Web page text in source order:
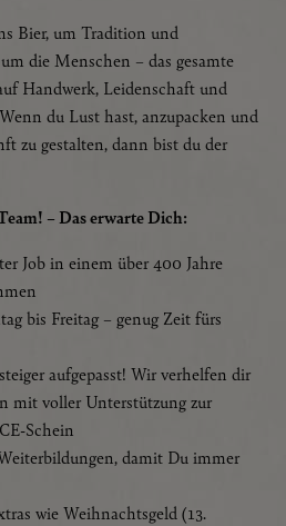
Bier, um Tradition und
die Menschen – das gesamte
Handwerk, Leidenschaft und
du Lust hast, anzupacken und
zu gestalten, dann bist du der
– Das erwarte Dich:
Job in einem über 400 Jahre
bis Freitag – genug Zeit fürs
aufgepasst! Wir verhelfen dir
mit voller Unterstützung zur
Schein
damit Du immer
wie Weihnachtsgeld (13.